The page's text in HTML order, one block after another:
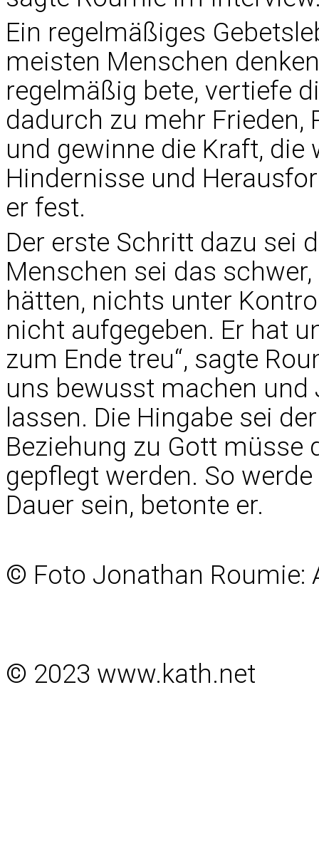
Ein regelmäßiges
meisten Menschen
regelmäßig bete, vertiefe
dadurch zu mehr Frieden,
und gewinne die Kraft,
Hindernisse und
er fest.
Der erste Schritt dazu sei
Menschen sei das
hätten, nichts unter
nicht aufgegeben. Er hat
zum Ende treu“, sagte
uns bewusst machen und
lassen. Die Hingabe sei
Beziehung zu Gott müsse
gepflegt werden. So
Dauer sein, betonte er.
© Foto Jonathan Roumie:
© 2023 www.kath.net